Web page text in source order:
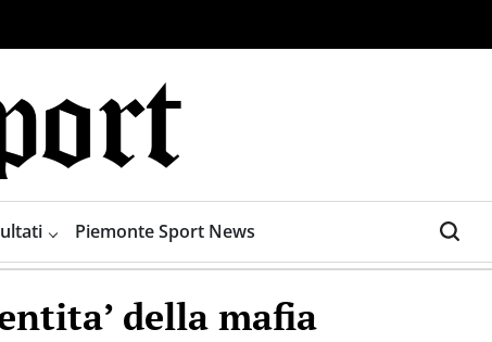
Piemonte Sport News
della mafia